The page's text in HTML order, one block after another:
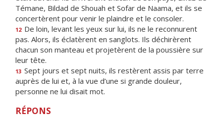
Témane, Bildad de Shouah et Sofar de Naama, et ils se
concertèrent pour venir le plaindre et le consoler.
12 De loin, levant les yeux sur lui, ils ne le reconnurent
pas. Alors, ils éclatèrent en sanglots. Ils déchirèrent
chacun son manteau et projetèrent de la poussière sur
leur tête.
13 Sept jours et sept nuits, ils restèrent assis par terre
auprès de lui et, à la vue d’une si grande douleur,
personne ne lui disait mot.
RÉPONS